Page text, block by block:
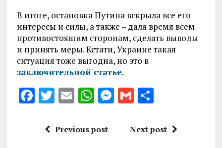
В итоге, остановка Путина вскрыла все его
интересы и силы, а также – дала время всем
противостоящим сторонам, сделать выводы
и принять меры. Кстати, Украине такая
ситуация тоже выгодна, но это в
заключительной статье.
F
ce
T
it
E
ai
W
at
M G
ai
S
a
Previous post Next post